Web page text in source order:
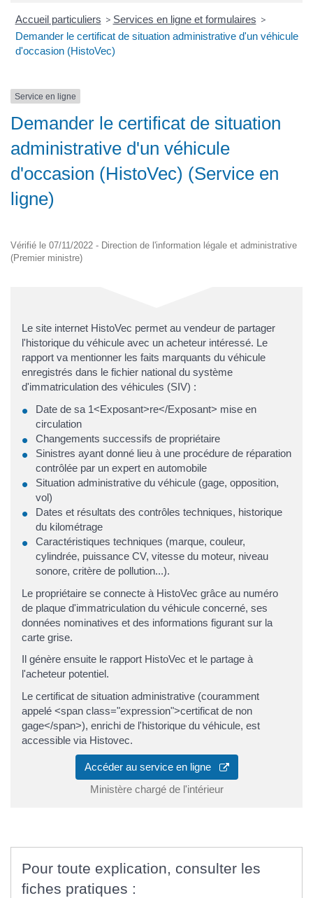
Accueil particuliers > Services en ligne et formulaires >
Demander le certificat de situation administrative d'un véhicule
d'occasion (HistoVec)
Service en ligne
Demander le certificat de situation
administrative d'un véhicule
d'occasion (HistoVec) (Service en
ligne)
Vérifié le 07/11/2022 - Direction de l'information légale et administrative
(Premier ministre)
Le site internet HistoVec permet au vendeur de partager
l'historique du véhicule avec un acheteur intéressé. Le
rapport va mentionner les faits marquants du véhicule
enregistrés dans le fichier national du système
d'immatriculation des véhicules (SIV) :
Date de sa 1<Exposant>re</Exposant> mise en
circulation
Changements successifs de propriétaire
Sinistres ayant donné lieu à une procédure de réparation
contrôlée par un expert en automobile
Situation administrative du véhicule (gage, opposition,
vol)
Dates et résultats des contrôles techniques, historique
du kilométrage
Caractéristiques techniques (marque, couleur,
cylindrée, puissance CV, vitesse du moteur, niveau
sonore, critère de pollution...).
Le propriétaire se connecte à HistoVec grâce au numéro
de plaque d'immatriculation du véhicule concerné, ses
données nominatives et des informations figurant sur la
carte grise.
Il génère ensuite le rapport HistoVec et le partage à
l'acheteur potentiel.
Le certificat de situation administrative (couramment
appelé <span class="expression">certificat de non
gage</span>), enrichi de l'historique du véhicule, est
accessible via Histovec.
Accéder au service en ligne
Ministère chargé de l'intérieur
Pour toute explication, consulter les
fiches pratiques :